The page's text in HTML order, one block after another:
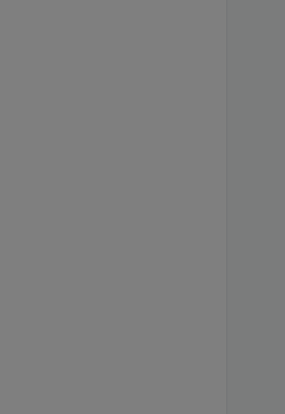
ackOld: obj.oldState
-18});
%name/g,